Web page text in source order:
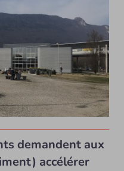
demandent aux
accélérer